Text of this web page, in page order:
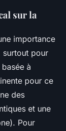
sur la
importance
surtout pour
à
pour ce
des
et une
Pour